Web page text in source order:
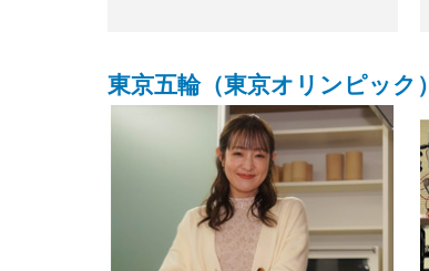
東京五輪（東京オリンピック）